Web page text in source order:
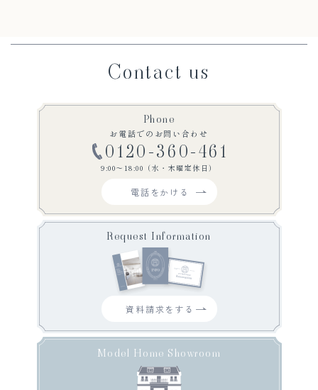
Contact us
Phone
お電話でのお問い合わせ
0120-360-461
9:00〜18:00（水・木曜定休日）
電話をかける
Request Information
資料請求をする
Model Home Showroom